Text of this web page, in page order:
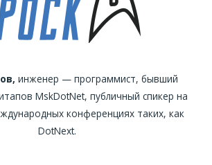
инженер — программист, бывший
MskDotNet, публичный спикер на
конференциях таких, как
DotNext.